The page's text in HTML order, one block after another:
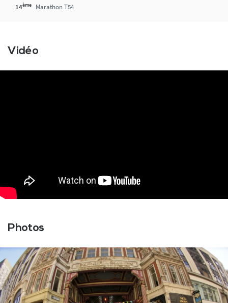
14ème Marathon T54
Vidéo
Photos